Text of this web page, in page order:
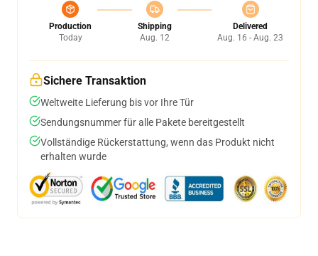
Production
Today
Shipping
Aug. 12
Delivered
Aug. 16 - Aug. 23
Sichere Transaktion
Weltweite Lieferung bis vor Ihre Tür
Sendungsnummer für alle Pakete bereitgestellt
Vollständige Rückerstattung, wenn das Produkt nicht
erhalten wurde